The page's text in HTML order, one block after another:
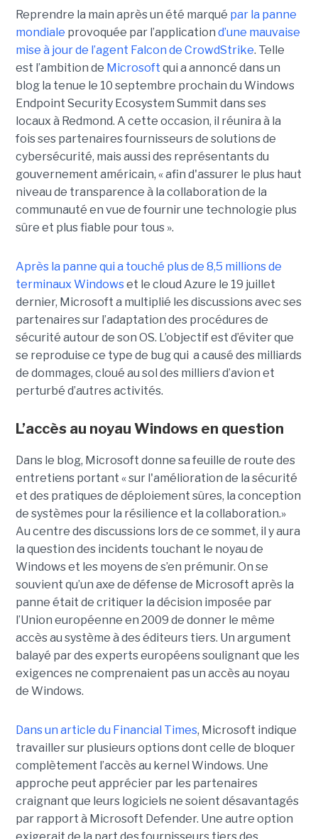
Reprendre la main après un été marqué par la panne
mondiale provoquée par l’application d’une mauvaise
mise à jour de l’agent Falcon de CrowdStrike. Telle
est l’ambition de Microsoft qui a annoncé dans un
blog la tenue le 10 septembre prochain du Windows
Endpoint Security Ecosystem Summit dans ses
locaux à Redmond. A cette occasion, il réunira à la
fois ses partenaires fournisseurs de solutions de
cybersécurité, mais aussi des représentants du
gouvernement américain, « afin d'assurer le plus haut
niveau de transparence à la collaboration de la
communauté en vue de fournir une technologie plus
sûre et plus fiable pour tous ».
Après la panne qui a touché plus de 8,5 millions de
terminaux Windowset le cloud Azure le 19 juillet
dernier, Microsoft a multiplié les discussions avec ses
partenaires sur l’adaptation des procédures de
sécurité autour de son OS. L’objectif est d’éviter que
se reproduise ce type de bug qui a causé des milliards
de dommages, cloué au sol des milliers d’avion et
perturbé d’autres activités.
L’accès au noyau Windows en question
Dans le blog, Microsoft donne sa feuille de route des
entretiens portant « sur l'amélioration de la sécurité
et des pratiques de déploiement sûres, la conception
de systèmes pour la résilience et la collaboration.»
Au centre des discussions lors de ce sommet, il y aura
la question des incidents touchant le noyau de
Windows et les moyens de s’en prémunir. On se
souvient qu’un axe de défense de Microsoft après la
panne était de critiquer la décision imposée par
l’Union européenne en 2009 de donner le même
accès au système à des éditeurs tiers. Un argument
balayé par des experts européens soulignant que les
exigences ne comprenaient pas un accès au noyau
de Windows.
Dans un article du Financial Times, Microsoft indique
travailler sur plusieurs options dont celle de bloquer
complètement l’accès au kernel Windows. Une
approche peut apprécier par les partenaires
craignant que leurs logiciels ne soient désavantagés
par rapport à Microsoft Defender. Une autre option